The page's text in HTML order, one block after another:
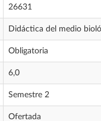
26631
Didáctica del medio
Obligatoria
6,0
Semestre 2
Ofertada